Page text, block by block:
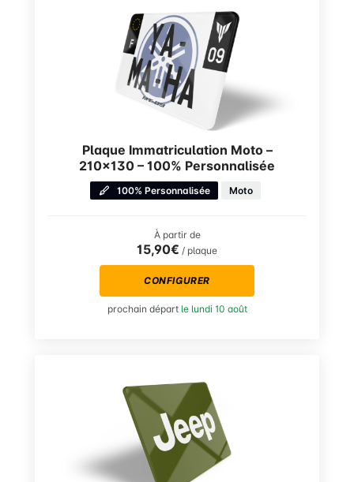
Plaque Immatriculation Moto –
210×130 – 100% Personnalisée
100% Personnalisée Moto
À partir de
15,90€ / plaque
CONFIGURER
prochain départ le lundi 10 août